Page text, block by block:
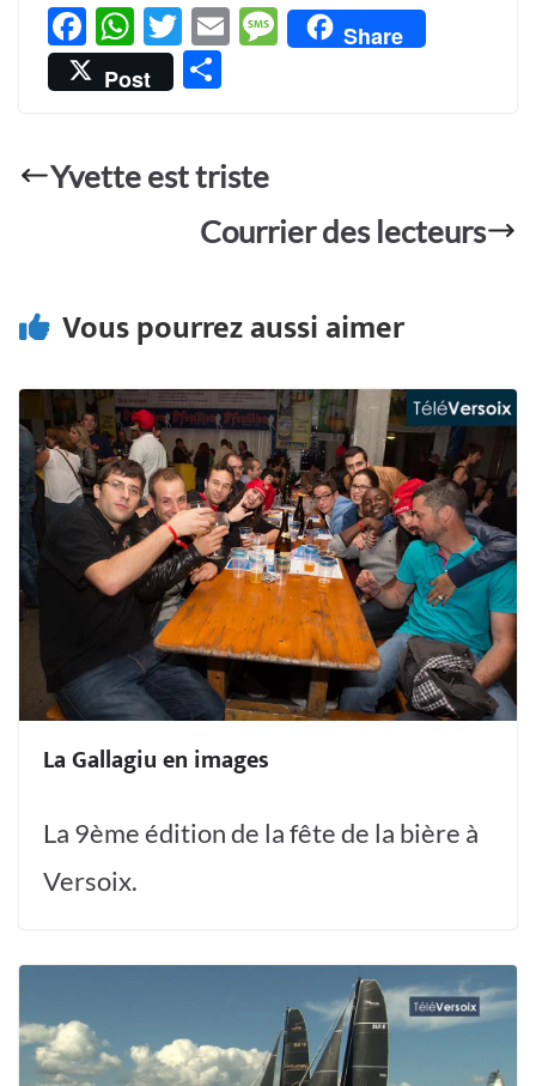
F
ac
e
o
W
h
at
A
T
w
itt
E
M
es
Share
Post
g
er
Yvette est triste
Courrier des lecteurs
Vous pourrez aussi aimer
La Gallagiu en images
La 9ème édition de la fête de la bière à
Versoix.